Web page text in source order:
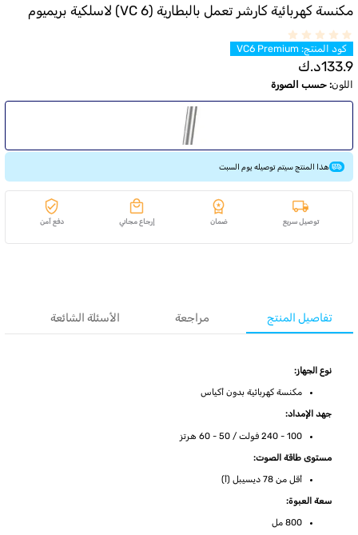
مكنسة كهربائية كارشر تعمل بالبطارية (VC 6) لاسلكية بريميوم
كود المنتج:
VC6 Premium
133.9د.ك
اللون: حسب الصورة
هذا المنتج سيتم توصيله يوم السبت
توصيل سريع ضمان إرجاع مجاني دفع آمن
تفاصيل المنتج مراجعة الأسئلة الشائعة
نوع الجهاز:
مكنسة كهربائية بدون أكياس
جهد الإمداد:
100 - 240 فولت / 50 - 60 هرتز
مستوى طاقة الصوت:
أقل من 78 ديسيبل (أ)
سعة العبوة:
800 مل